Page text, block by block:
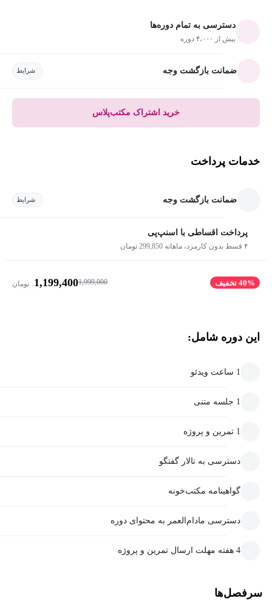
دسترسی به تمام دوره‌ها
بیش از ۴،۰۰۰ دوره
ضمانت بازگشت وجه شرایط
خرید اشتراک مکتب‌پلاس
خدمات پرداخت
ضمانت بازگشت وجه شرایط
پرداخت اقساطی با اسنپ‌پی
۴ قسط بدون کارمزد، ماهانه 299,850 تومان
40% تخفیف 1,999,000
1,199,400 تومان
این دوره شامل:
1 ساعت ویدئو
1 جلسه متنی
1 تمرین و پروژه
دسترسی به تالار گفتگو
گواهینامه مکتب‌خونه
دسترسی مادام‌العمر به محتوای دوره
4 هفته مهلت ارسال تمرین و پروژه
سرفصل‌ها